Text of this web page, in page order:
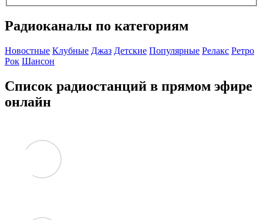
Радиоканалы по категориям
Новостные Клубные Джаз Детские Популярные Релакс Ретро
Рок Шансон
Список радиостанций в прямом эфире
онлайн